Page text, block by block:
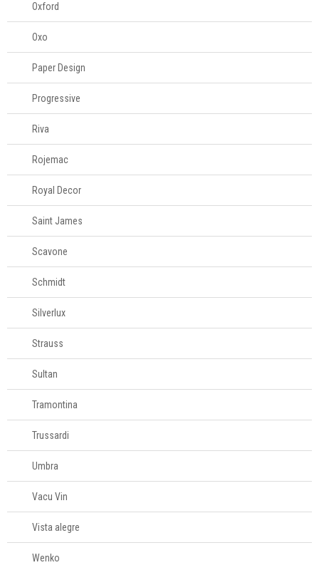
Oxford
Oxo
Paper Design
Progressive
Riva
Rojemac
Royal Decor
Saint James
Scavone
Schmidt
Silverlux
Strauss
Sultan
Tramontina
Trussardi
Umbra
Vacu Vin
Vista alegre
Wenko